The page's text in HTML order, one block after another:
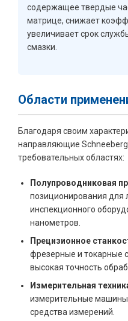
содержащее твердые
матрице, снижает
увеличивает срок
смазки.
Области
Благодаря своим
направляющие
требовательных областях:
Полупроводниковая
позиционирования для
инспекционного
нанометров.
Прецизионное
фрезерные и токарные
высокая точность
Измерительная
измерительные
средства измерений.